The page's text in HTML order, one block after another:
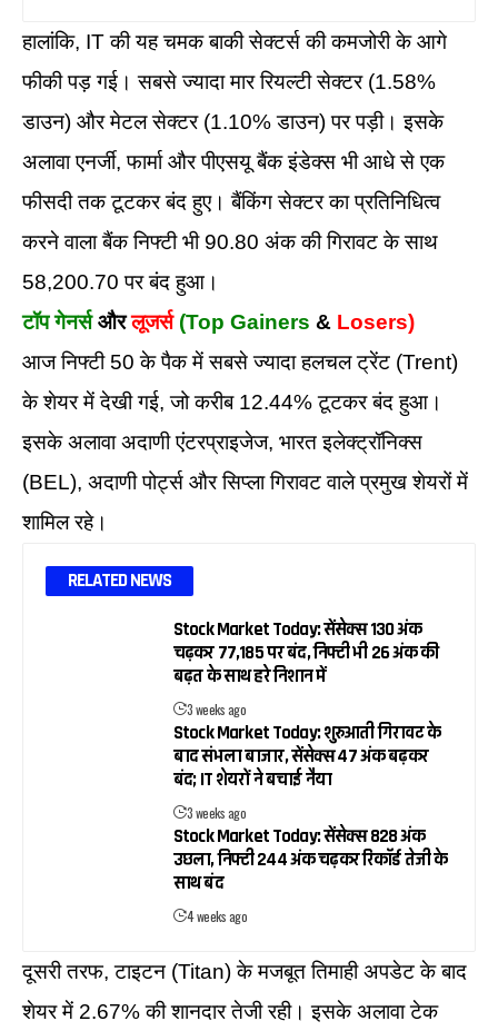
हालांकि, IT की यह चमक बाकी सेक्टर्स की कमजोरी के आगे
फीकी पड़ गई। सबसे ज्यादा मार रियल्टी सेक्टर (1.58%
डाउन) और मेटल सेक्टर (1.10% डाउन) पर पड़ी। इसके
अलावा एनर्जी, फार्मा और पीएसयू बैंक इंडेक्स भी आधे से एक
फीसदी तक टूटकर बंद हुए। बैंकिंग सेक्टर का प्रतिनिधित्व
करने वाला बैंक निफ्टी भी 90.80 अंक की गिरावट के साथ
58,200.70 पर बंद हुआ।
टॉप गेनर्सऔरलूजर्स (Top Gainers & Losers)
आज निफ्टी 50 के पैक में सबसे ज्यादा हलचल ट्रेंट (Trent)
के शेयर में देखी गई, जो करीब 12.44% टूटकर बंद हुआ।
इसके अलावा अदाणी एंटरप्राइजेज, भारत इलेक्ट्रॉनिक्स
(BEL), अदाणी पोर्ट्स और सिप्ला गिरावट वाले प्रमुख शेयरों में
शामिल रहे।
RELATED NEWS
Stock Market Today: सेंसेक्स 130 अंक
चढ़कर 77,185 पर बंद, निफ्टी भी 26 अंक की
बढ़त के साथ हरे निशान में
3 weeks ago
Stock Market Today: शुरुआती गिरावट के
बाद संभला बाजार, सेंसेक्स 47 अंक बढ़कर
बंद; IT शेयरों ने बचाई नैया
3 weeks ago
Stock Market Today: सेंसेक्स 828 अंक
उछला, निफ्टी 244 अंक चढ़कर रिकॉर्ड तेजी के
साथ बंद
4 weeks ago
दूसरी तरफ, टाइटन (Titan) के मजबूत तिमाही अपडेट के बाद
शेयर में 2.67% की शानदार तेजी रही। इसके अलावा टेक